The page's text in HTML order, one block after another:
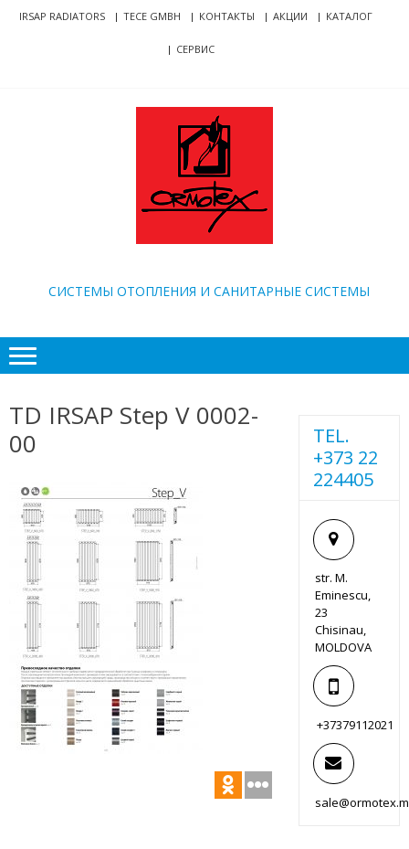
Skip
SkipIRSAP RADIATORS TECE GMBH КОНТАКТЫ АКЦИИ КАТАЛОГ
СЕРВИС
CИСТЕМЫ ОТОПЛЕНИЯ И САНИТАРНЫЕ СИСТЕМЫ
TD IRSAP Step V 0002-
00
TEL.
+373 22
224405
str. M.
Eminescu,
23
Chisinau,
MOLDOVA
+37379112021